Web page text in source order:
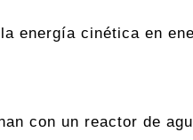
energía cinética en
con un reactor de